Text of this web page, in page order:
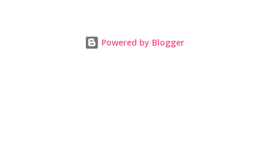
ngày càng phát triển, livestream đã trở thành một phương thức
Powered by Blogger